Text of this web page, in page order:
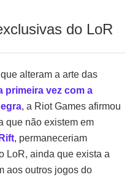
do LoR
alteram a arte das
primeira vez com a
, a Riot Games afirmou
que não existem em
, permaneceriam
LoR, ainda que exista a
aos outros jogos do